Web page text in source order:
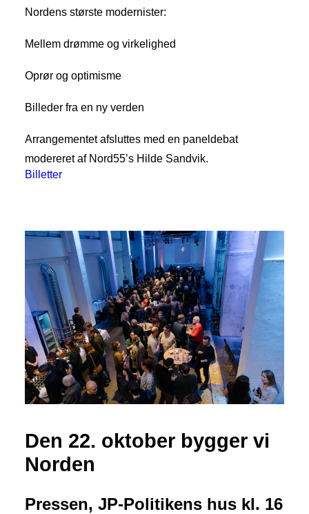
Nordens største modernister:
Mellem drømme og virkelighed
Oprør og optimisme
Billeder fra en ny verden
Arrangementet afsluttes med en paneldebat
modereret af Nord55’s Hilde Sandvik.
Billetter
Den 22. oktober bygger vi
Norden
Pressen, JP-Politikens hus kl. 16